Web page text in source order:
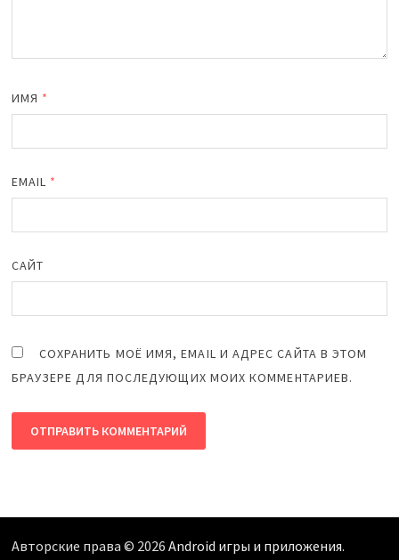
ИМЯ *
EMAIL *
САЙТ
СОХРАНИТЬ МОЁ ИМЯ, EMAIL И АДРЕС САЙТА В ЭТОМ
БРАУЗЕРЕ ДЛЯ ПОСЛЕДУЮЩИХ МОИХ КОММЕНТАРИЕВ.
Авторские права © 2026 Android игры и приложения.